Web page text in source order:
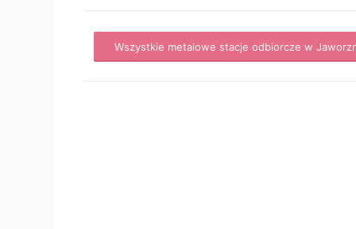
Wszystkie metalowe stacje odbiorcze w